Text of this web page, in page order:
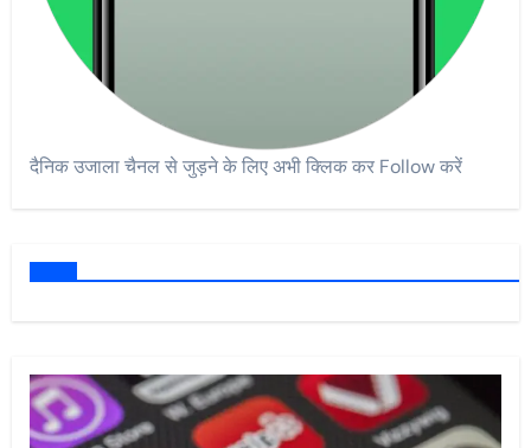
दैनिक उजाला चैनल से जुड़ने के लिए अभी क्लिक कर Follow करें